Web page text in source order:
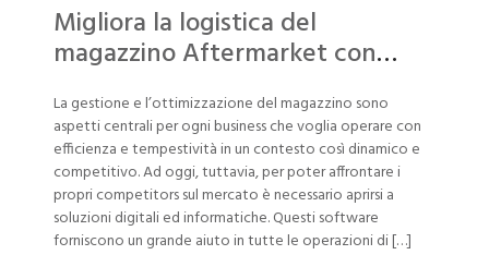
Migliora la logistica del
magazzino Aftermarket con
La gestione e l’ottimizzazione del magazzino sono
aspetti centrali per ogni business che voglia operare con
efficienza e tempestività in un contesto così dinamico e
competitivo. Ad oggi, tuttavia, per poter affrontare i
propri competitors sul mercato è necessario aprirsi a
soluzioni digitali ed informatiche. Questi software
forniscono un grande aiuto in tutte le operazioni di […]